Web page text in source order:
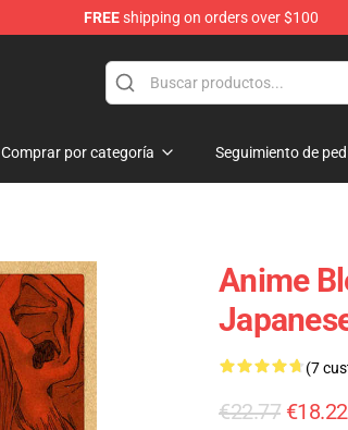
FREEshipping on orders over $100
Comprar por categoría Seguimiento de
Anime
(7
€22.77 €18.22